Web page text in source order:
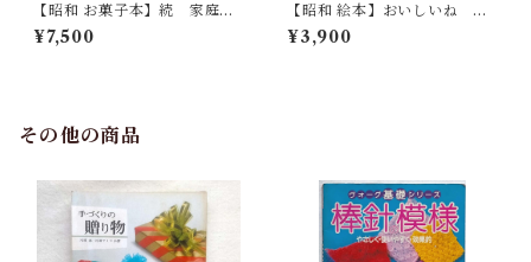
【昭和 お菓子本】続 家庭で
できる和洋菓子
¥7,500
【昭和 絵本】おいしいね つ
めたいね もこちゃんチャイ
ルド
¥3,900
その他の商品